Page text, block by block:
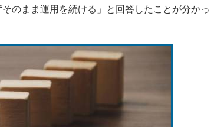
のまま運用を続ける」と回答したことが分かっ